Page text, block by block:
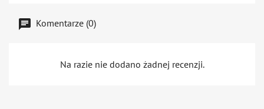
Komentarze (0)
Na razie nie dodano żadnej recenzji.